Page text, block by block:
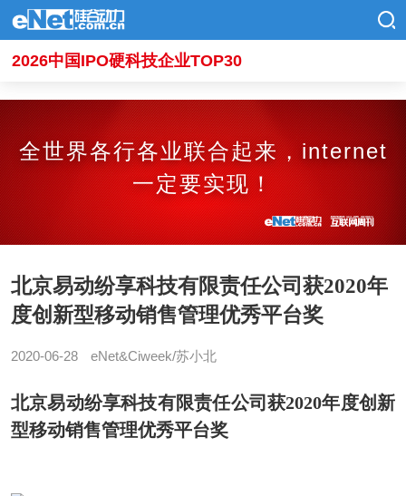
2026中国IPO硬科技企业TOP30
全世界各行各业联合起来，internet
一定要实现！
北京易动纷享科技有限责任公司获2020年
度创新型移动销售管理优秀平台奖
2020-06-28 eNet&Ciweek/苏小北
北京易动纷享科技有限责任公司获2020年度创新
型移动销售管理优秀平台奖